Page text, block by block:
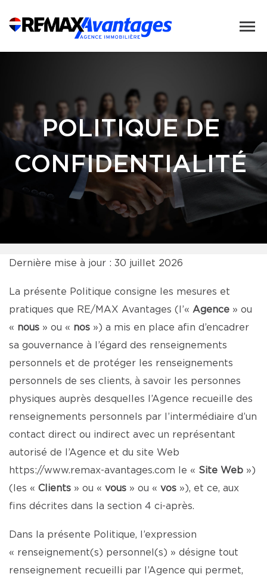
POLITIQUE DE
CONFIDENTIALITÉ
Dernière mise à jour : 30 juillet 2026
La présente Politique consigne les mesures et
pratiques que RE/MAX Avantages (l’« Agence » ou
« nous » ou « nos ») a mis en place afin d’encadrer
sa gouvernance à l’égard des renseignements
personnels et de protéger les renseignements
personnels de ses clients, à savoir les personnes
physiques auprès desquelles l’Agence recueille des
renseignements personnels par l’intermédiaire d’un
contact direct ou indirect avec un représentant
autorisé de l’Agence et du site Web
https://www.remax-avantages.com le « Site Web »)
(les « Clients » ou « vous » ou « vos »), et ce, aux
fins décrites dans la section 4 ci-après.
Dans la présente Politique, l’expression
« renseignement(s) personnel(s) » désigne tout
renseignement recueilli par l’Agence qui permet,